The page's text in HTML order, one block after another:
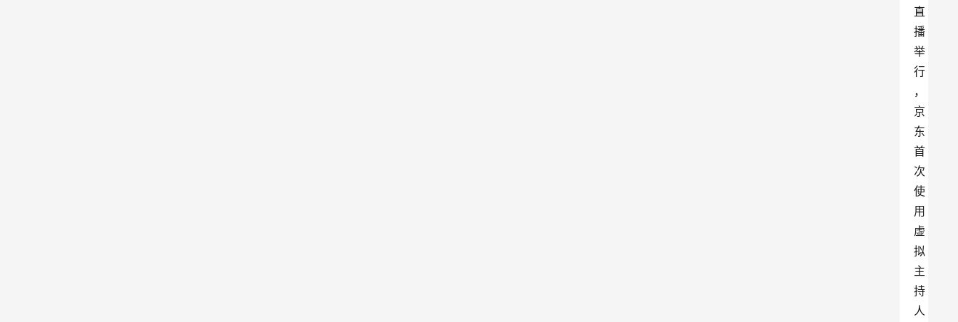
直
播
举
行
，
京
东
首
次
使
用
虚
拟
主
持
人